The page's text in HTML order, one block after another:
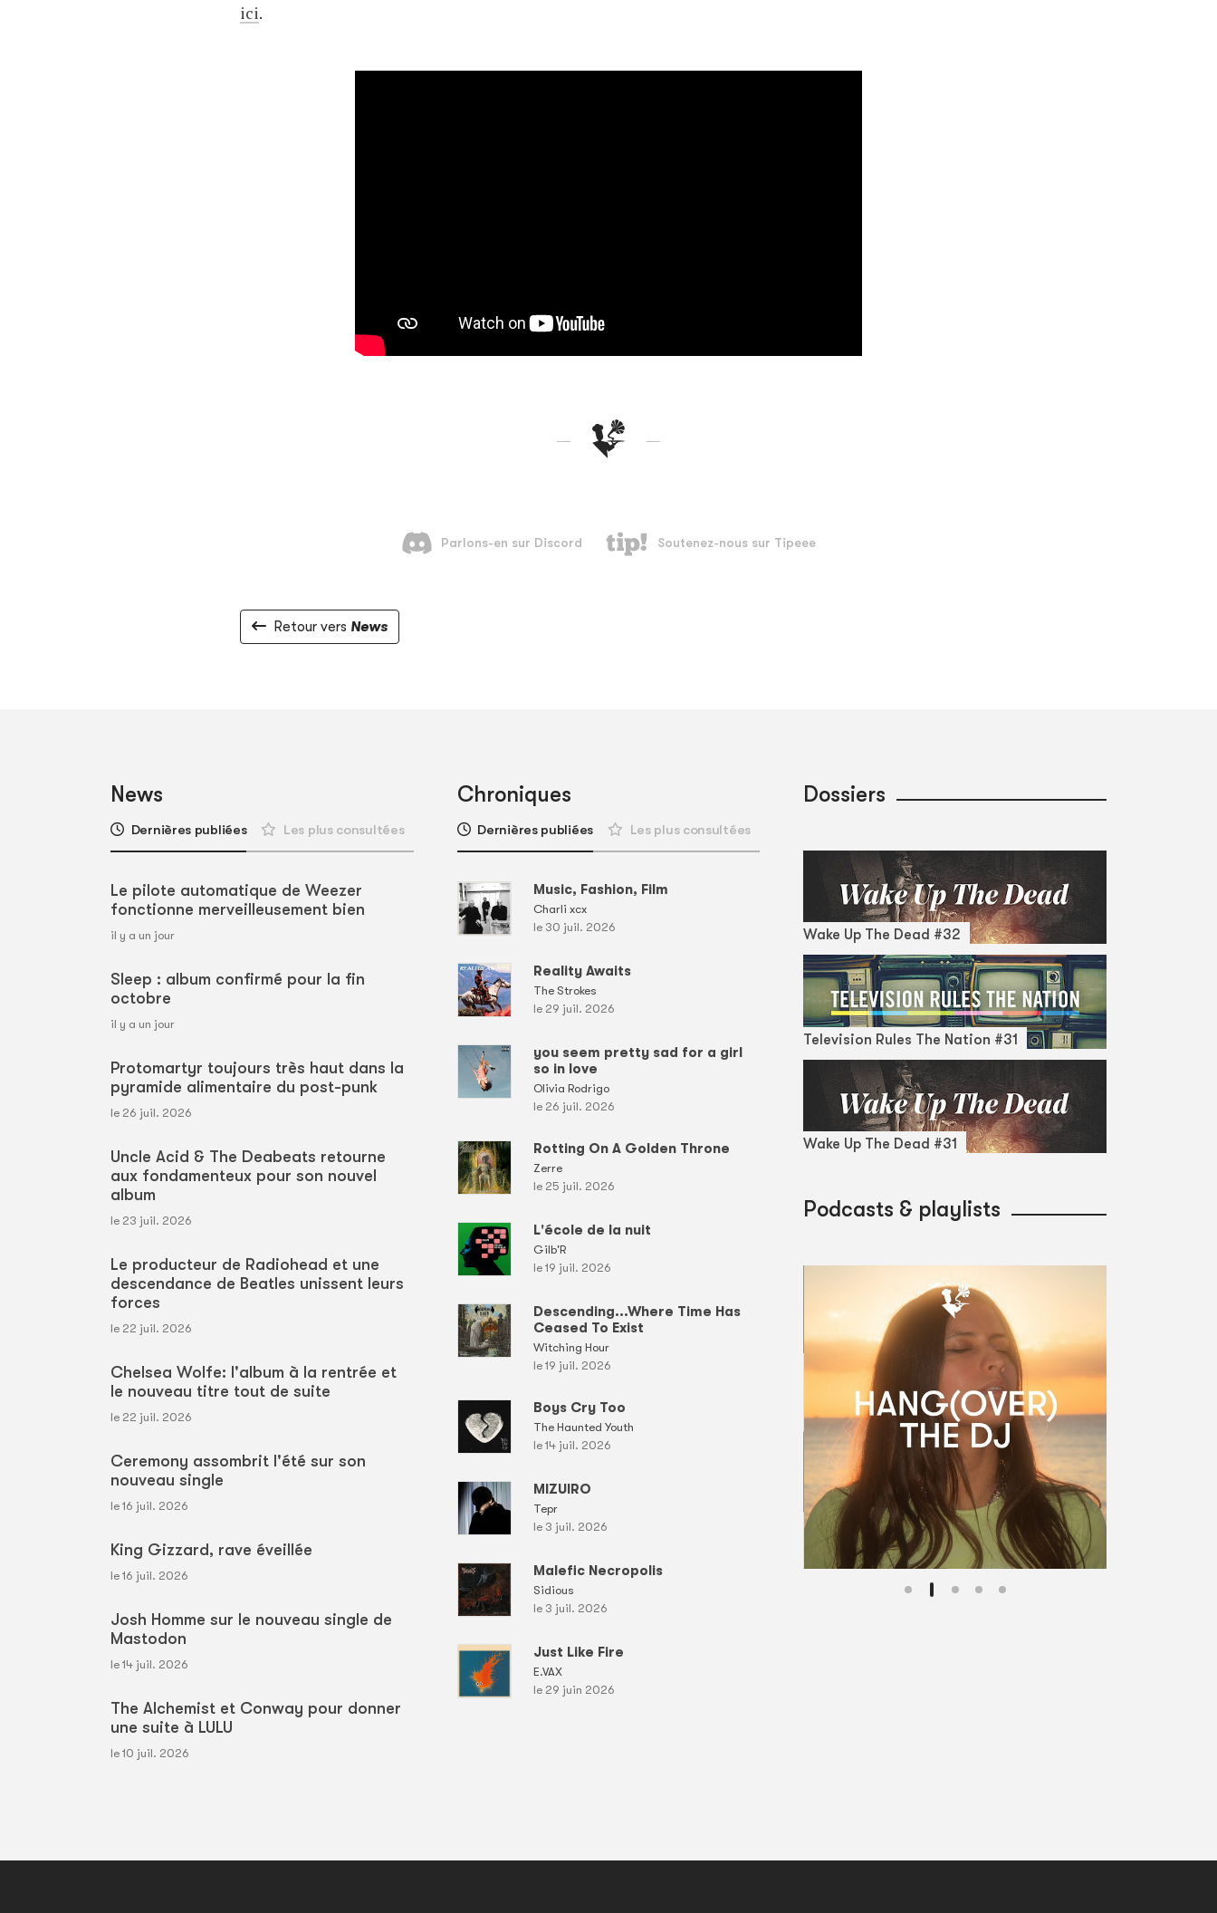
ici.
Retour vers News
News
Dernières publiées Les plus consultées
Le pilote automatique de Weezer
fonctionne merveilleusement bien
il y a un jour
Sleep : album confirmé pour la fin
octobre
il y a un jour
Protomartyr toujours très haut dans la
pyramide alimentaire du post-punk
le 26 juil. 2026
Uncle Acid & The Deabeats retourne
aux fondamenteux pour son nouvel
album
le 23 juil. 2026
Le producteur de Radiohead et une
descendance de Beatles unissent leurs
forces
le 22 juil. 2026
Chelsea Wolfe: l'album à la rentrée et
le nouveau titre tout de suite
le 22 juil. 2026
Ceremony assombrit l'été sur son
nouveau single
le 16 juil. 2026
King Gizzard, rave éveillée
le 16 juil. 2026
Josh Homme sur le nouveau single de
Mastodon
le 14 juil. 2026
The Alchemist et Conway pour donner
une suite à LULU
le 10 juil. 2026
Chroniques
Dernières publiées Les plus consultées
Music, Fashion, Film
Charli xcx
le 30 juil. 2026
Reality Awaits
The Strokes
le 29 juil. 2026
you seem pretty sad for a girl
so in love
Olivia Rodrigo
le 26 juil. 2026
Rotting On A Golden Throne
Zerre
le 25 juil. 2026
L'école de la nuit
Gilb'R
le 19 juil. 2026
Descending...Where Time Has
Ceased To Exist
Witching Hour
le 19 juil. 2026
Boys Cry Too
The Haunted Youth
le 14 juil. 2026
MIZUIRO
Tepr
le 3 juil. 2026
Malefic Necropolis
Sidious
le 3 juil. 2026
Just Like Fire
E.VAX
le 29 juin 2026
Dossiers
Wake Up The Dead #32
Television Rules The Nation #31
Wake Up The Dead #31
Podcasts & playlists